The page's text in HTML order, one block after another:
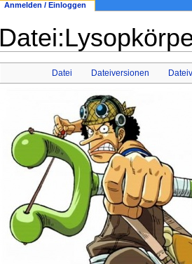
Datei Dateiversionen
Anmelden / Einloggen